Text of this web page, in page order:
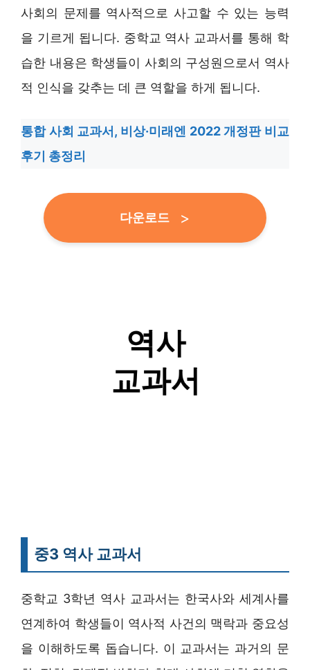
사회의 문제를 역사적으로 사고할 수 있는 능력
을 기르게 됩니다. 중학교 역사 교과서를 통해 학
습한 내용은 학생들이 사회의 구성원으로서 역사
적 인식을 갖추는 데 큰 역할을 하게 됩니다.
통합 사회 교과서, 비상·미래엔 2022 개정판 비교
후기 총정리
다운로드
중3 역사 교과서
중학교 3학년 역사 교과서는 한국사와 세계사를
연계하여 학생들이 역사적 사건의 맥락과 중요성
을 이해하도록 돕습니다. 이 교과서는 과거의 문